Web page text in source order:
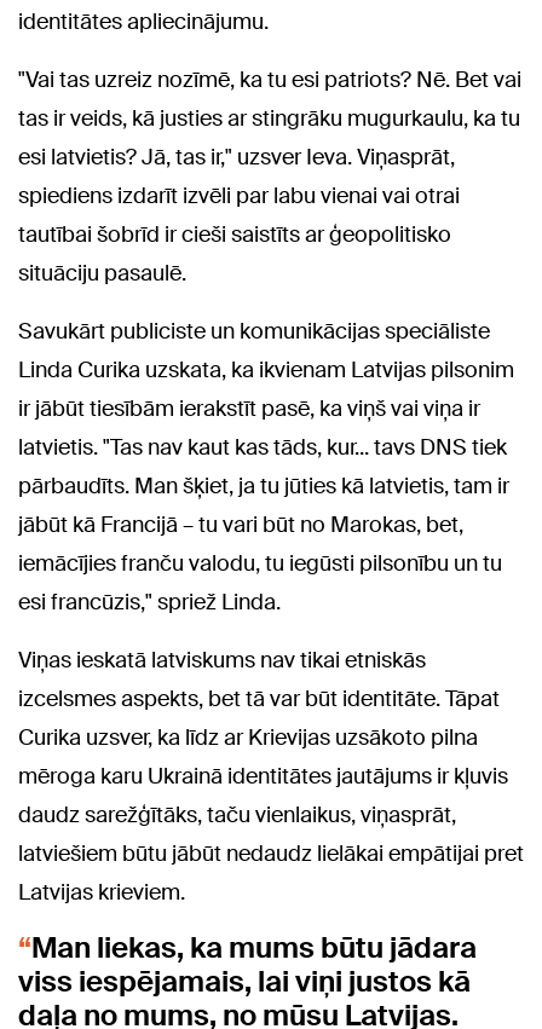
identitātes apliecinājumu.
"Vai tas uzreiz nozīmē, ka tu esi patriots? Nē. Bet vai
tas ir veids, kā justies ar stingrāku mugurkaulu, ka tu
esi latvietis? Jā, tas ir," uzsver Ieva. Viņasprāt,
spiediens izdarīt izvēli par labu vienai vai otrai
tautībai šobrīd ir cieši saistīts ar ģeopolitisko
situāciju pasaulē.
Savukārt publiciste un komunikācijas speciāliste
Linda Curika uzskata, ka ikvienam Latvijas pilsonim
ir jābūt tiesībām ierakstīt pasē, ka viņš vai viņa ir
latvietis. "Tas nav kaut kas tāds, kur... tavs DNS tiek
pārbaudīts. Man šķiet, ja tu jūties kā latvietis, tam ir
jābūt kā Francijā – tu vari būt no Marokas, bet,
iemācījies franču valodu, tu iegūsti pilsonību un tu
esi francūzis," spriež Linda.
Viņas ieskatā latviskums nav tikai etniskās
izcelsmes aspekts, bet tā var būt identitāte. Tāpat
Curika uzsver, ka līdz ar Krievijas uzsākoto pilna
mēroga karu Ukrainā identitātes jautājums ir kļuvis
daudz sarežģītāks, taču vienlaikus, viņasprāt,
latviešiem būtu jābūt nedaudz lielākai empātijai pret
Latvijas krieviem.
Man liekas, ka mums būtu jādara
viss iespējamais, lai viņi justos kā
daļa no mums, no mūsu Latvijas.